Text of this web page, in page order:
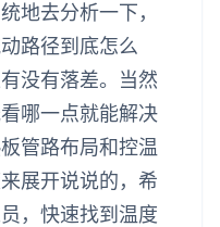
地去分析一下，
路径到底怎么
没有落差。当然
哪一点就能解决
管路布局和控温
展开说说的，希
，快速找到温度